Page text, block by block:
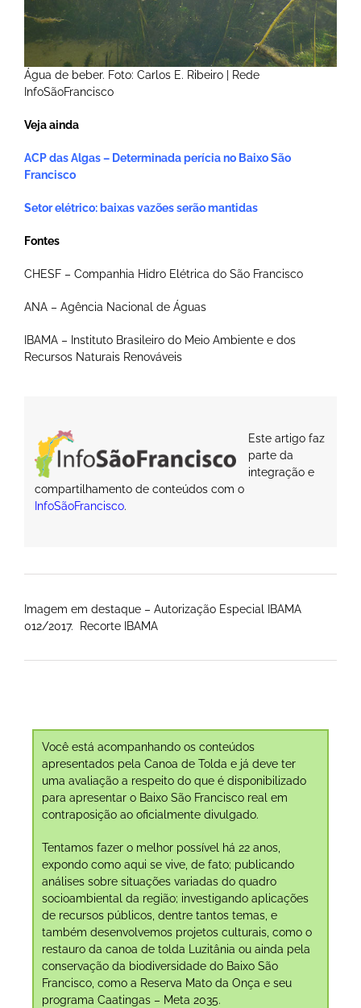
Água de beber. Foto: Carlos E. Ribeiro | Rede
InfoSãoFrancisco
Veja ainda
ACP das Algas – Determinada perícia no Baixo São
Francisco
Setor elétrico: baixas vazões serão mantidas
Fontes
CHESF – Companhia Hidro Elétrica do São Francisco
ANA – Agência Nacional de Águas
IBAMA – Instituto Brasileiro do Meio Ambiente e dos
Recursos Naturais Renováveis
Este artigo faz
parte da
integração e
compartilhamento de conteúdos com o
InfoSãoFrancisco.
Imagem em destaque – Autorização Especial IBAMA
012/2017. Recorte IBAMA
Você está acompanhando os conteúdos
apresentados pela Canoa de Tolda e já deve ter
uma avaliação a respeito do que é disponibilizado
para apresentar o Baixo São Francisco real em
contraposição ao oficialmente divulgado.
Tentamos fazer o melhor possível há 22 anos,
expondo como aqui se vive, de fato; publicando
análises sobre situações variadas do quadro
socioambiental da região; investigando aplicações
de recursos públicos, dentre tantos temas, e
também desenvolvemos projetos culturais, como o
restauro da canoa de tolda Luzitânia ou ainda pela
conservação da biodiversidade do Baixo São
Francisco, como a Reserva Mato da Onça e seu
programa Caatingas – Meta 2035.